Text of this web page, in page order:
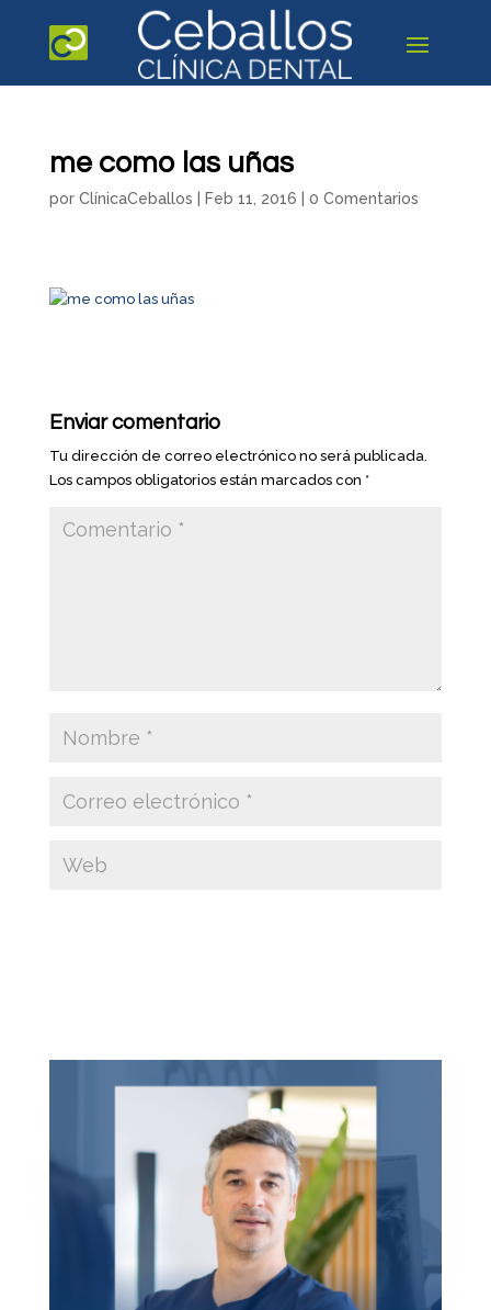
me como las uñas
por ClínicaCeballos Feb 11, 2016 0 Comentarios
Enviar comentario
Tu dirección de correo electrónico no será publicada.
Los campos obligatorios están marcados con *